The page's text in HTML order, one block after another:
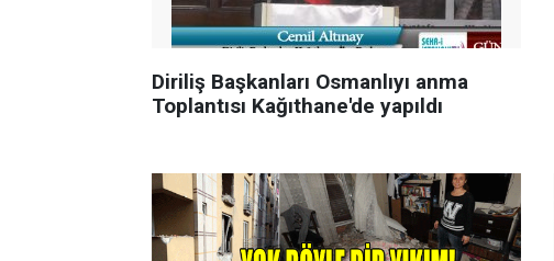
Diriliş Başkanları Osmanlıyı anma
Toplantısı Kağıthane'de yapıldı